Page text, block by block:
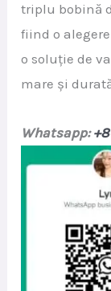
triplu bobină
fiind o
o soluție de
mare și
Whatsapp: